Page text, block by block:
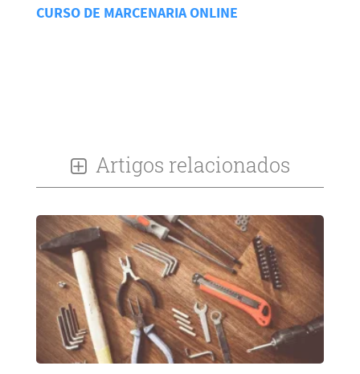
CURSO DE MARCENARIA ONLINE
Artigos relacionados